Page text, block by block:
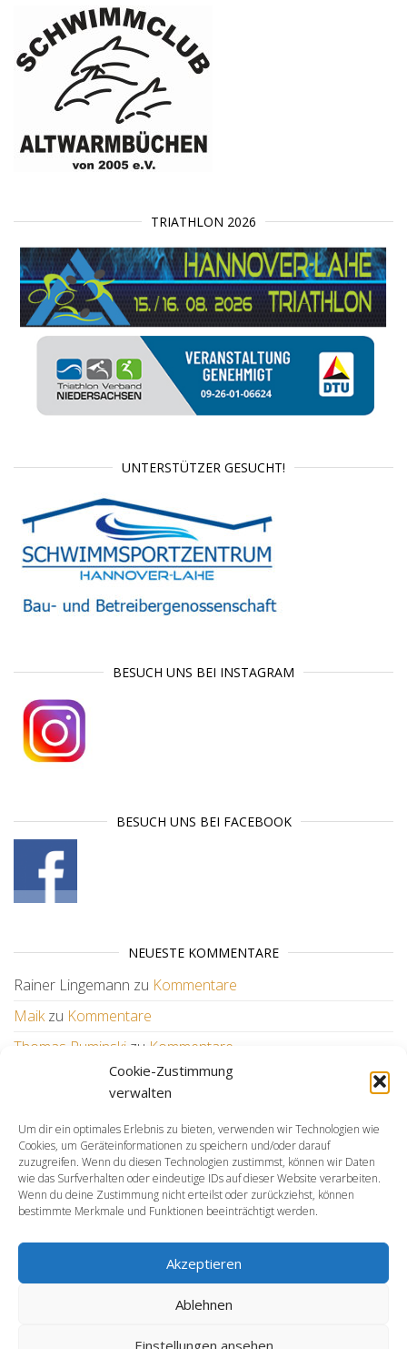
Cookie-Zustimmung
verwalten
Um dir ein optimales Erlebnis zu bieten, verwenden wir Technologien wie
Cookies, um Geräteinformationen zu speichern und/oder darauf
zuzugreifen. Wenn du diesen Technologien zustimmst, können wir Daten
wie das Surfverhalten oder eindeutige IDs auf dieser Website verarbeiten.
Wenn du deine Zustimmung nicht erteilst oder zurückziehst, können
bestimmte Merkmale und Funktionen beeinträchtigt werden.
Akzeptieren
Ablehnen
Einstellungen ansehen
TRIATHLON 2026
UNTERSTÜTZER GESUCHT!
BESUCH UNS BEI INSTAGRAM
BESUCH UNS BEI FACEBOOK
NEUESTE KOMMENTARE
Rainer Lingemann zu Kommentare
Maikzu Kommentare
Thomas Ruminski zu Kommentare
Kommentare
WEITERE LINKS
KSV
BSH
LSN
DSV
RSB